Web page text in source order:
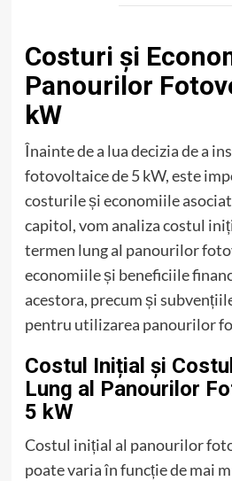
Costuri și
Panourilor
kW
Înainte de a lua decizia de a
fotovoltaice de 5 kW, este
costurile și economiile
capitol, vom analiza costul
termen lung al panourilor
economiile și beneficiile
acestora, precum și
pentru utilizarea panourilor
Costul Inițial și
Lung al Panourilor
5 kW
Costul inițial al panourilor
poate varia în funcție de mai